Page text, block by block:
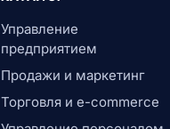
Управление
предприятием
Продажи и маркетинг
Торговля и e-commerce